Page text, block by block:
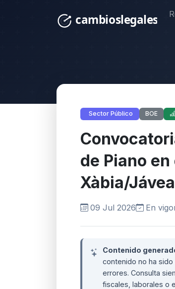
Sector Público BOE
de Piano
Xàbia/
09 Jul 2026 En
Contenido
contenido no ha
errores. Consulta
fiscales, laborales o